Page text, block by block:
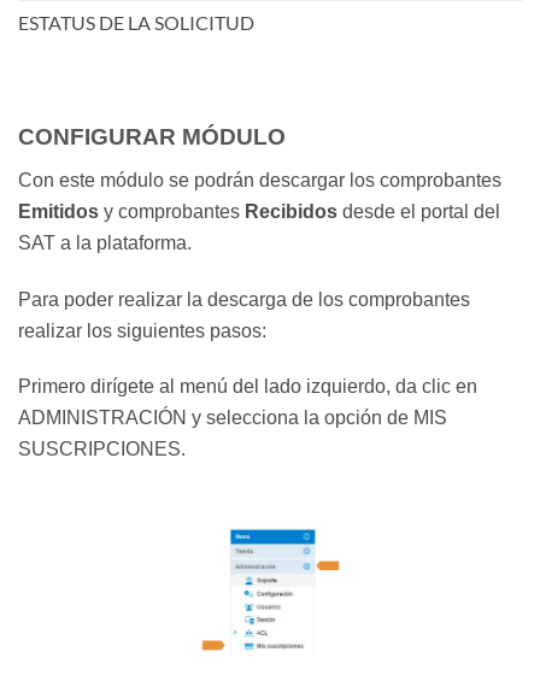
ESTATUS DE LA SOLICITUD
CONFIGURAR MÓDULO
Con este módulo se podrán descargar los comprobantes
Emitidos y comprobantes Recibidos desde el portal del
SAT a la plataforma.
Para poder realizar la descarga de los comprobantes
realizar los siguientes pasos:
Primero dirígete al menú del lado izquierdo, da clic en
ADMINISTRACIÓN y selecciona la opción de MIS
SUSCRIPCIONES.